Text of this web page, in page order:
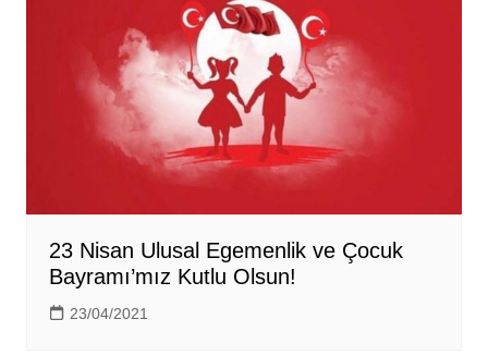
23 Nisan Ulusal Egemenlik ve Çocuk
Bayramı’mız Kutlu Olsun!
23/04/2021